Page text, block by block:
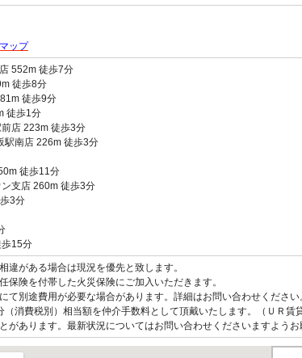
ップ
552m 徒歩7分
徒歩8分
徒歩9分
徒歩1分
店 223m 徒歩3分
駅南店 226m 徒歩3分
徒歩11分
支店 260m 徒歩3分
3分
15分
況に相違がある場合は現況を優先と致します。 《
保険を付帯した火災保険にご加入いただきます。
て別途費用が必要な場合があります。詳細はお問い合わせください
消費税別）相当額を仲介手数料として頂戴いたします。（ＵＲ賃
があります。最新状況についてはお問い合わせくださいますようお